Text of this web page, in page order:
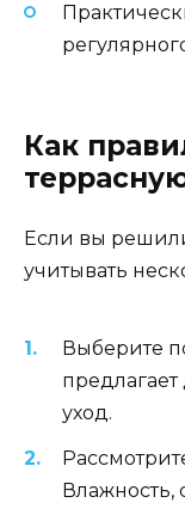
Как
Если вы
учитывать
Выберите
уход.
Влажность,